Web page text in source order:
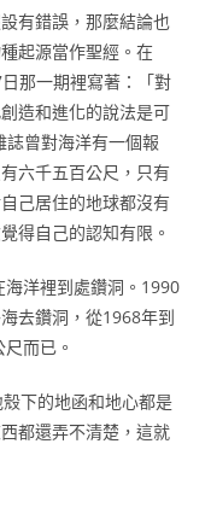
有錯誤，那麼結論也
起源當作聖經。在
那一期裡寫著：「對
造和進化的說法是可
曾對海洋有一個報
六千五百公尺，只有
己居住的地球都沒有
得自己的認知有限。
洋裡到處鑽洞。1990
去鑽洞，從1968年到
而已。
下的地函和地心都是
都還弄不清楚，這就